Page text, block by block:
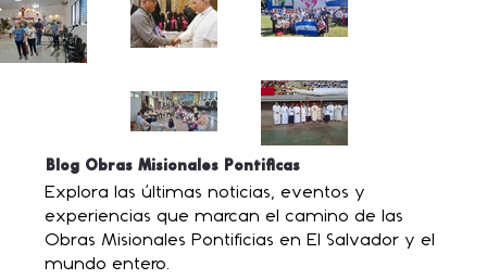
Blog Obras Misionales Pontificas
Explora las últimas noticias, eventos y
experiencias que marcan el camino de las
Obras Misionales Pontificias en El Salvador y el
mundo entero.